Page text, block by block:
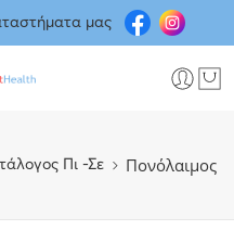
μας
Πι -Σε Πονόλαιμος